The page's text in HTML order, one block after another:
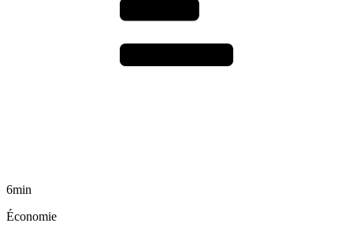
6min
Économie